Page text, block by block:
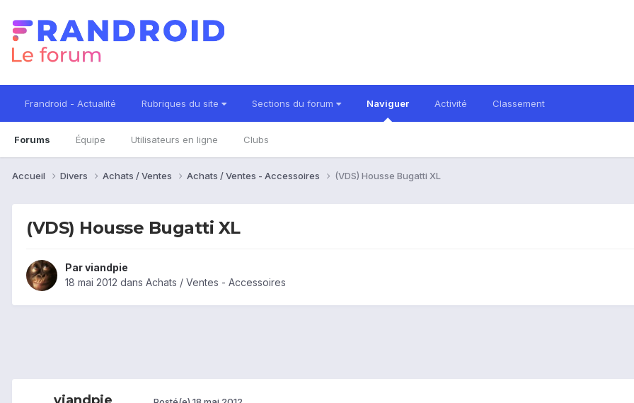
Frandroid - Actualité Rubriques du site Sections du forum Naviguer
Forums Équipe Utilisateurs en ligne Clubs
Activité Classement
Accueil Divers Achats / Ventes Achats / Ventes - Accessoires (VDS) Housse Bugatti XL
(VDS) Housse Bugatti XL
Parviandpie
18 mai 2012 dans Achats / Ventes - Accessoires